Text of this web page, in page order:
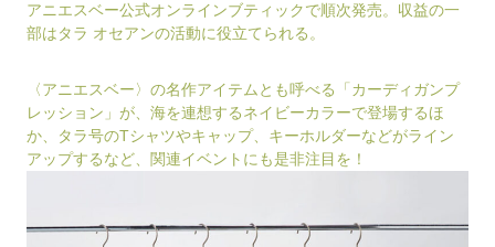
アニエスベー公式オンラインブティックで順次発売。収益の一
部はタラ オセアンの活動に役立てられる。
〈アニエスベー〉の名作アイテムとも呼べる「カーディガンプ
レッション」が、海を連想するネイビーカラーで登場するほ
か、タラ号のTシャツやキャップ、キーホルダーなどがライン
アップするなど、関連イベントにも是非注目を！